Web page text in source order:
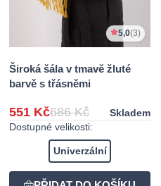
5,0(3)
Široká šála v tmavě žluté
barvě s třásněmi
551 Kč686 Kč
Skladem
Dostupné velikosti:
Univerzální